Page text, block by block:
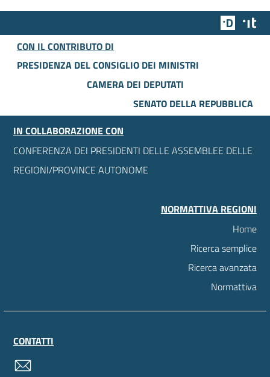
Team
CON IL CONTRIBUTO DI
PRESIDENZA DEL CONSIGLIO DEI MINISTRI
CAMERA DEI DEPUTATI
SENATO DELLA REPUBBLICA
IN COLLABORAZIONE CON
CONFERENZA DEI PRESIDENTI DELLE ASSEMBLEE DELLE
REGIONI/PROVINCE AUTONOME
NORMATTIVA REGIONI
Home
Ricerca semplice
Ricerca avanzata
Normattiva
CONTATTI